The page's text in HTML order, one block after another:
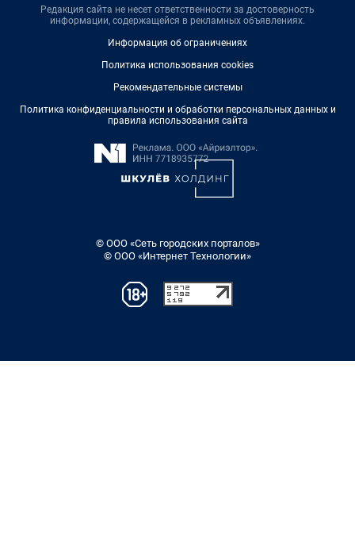
Редакция сайта не несет ответственности за достоверность
информации, содержащейся в рекламных объявлениях.
Информация об ограничениях
Политика использования cookies
Рекомендательные системы
Политика конфиденциальности и обработки персональных данных и
правила использования сайта
© ООО «Сеть городских порталов»
© ООО «Интернет Технологии»